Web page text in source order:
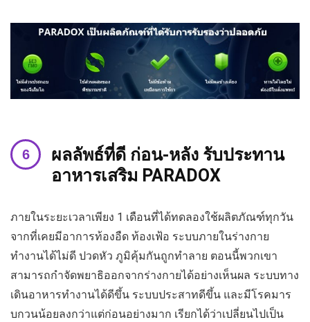
ผลลัพธ์ที่ดี ก่อน-หลัง รับประทาน
อาหารเสริม PARADOX
ภายในระยะเวลาเพียง 1 เดือนที่ได้ทดลองใช้ผลิตภัณฑ์ทุกวัน
จากที่เคยมีอาการท้องอืด ท้องเฟ้อ ระบบภายในร่างกาย
ทำงานได้ไม่ดี ปวดหัว ภูมิคุ้มกันถูกทำลาย ตอนนี้พวกเขา
สามารถกำจัดพยาธิออกจากร่างกายได้อย่างเห็นผล ระบบทาง
เดินอาหารทำงานได้ดีขึ้น ระบบประสาทดีขึ้น และมีโรคมาร
บกวนน้อยลงกว่าแต่ก่อนอย่างมาก เรียกได้ว่าเปลี่ยนไปเป็น